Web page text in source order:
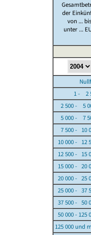
der
von ...
unter ...
1 - 2
2 500 - 5
5 000 - 7
7 500 - 10
10 000 - 12
12 500 - 15
15 000 - 20
20 000 - 25
25 000 - 37
37 500 - 50
50 000 - 125
125 000 und